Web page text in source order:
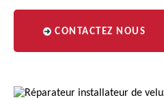
CONTACTEZ NOUS